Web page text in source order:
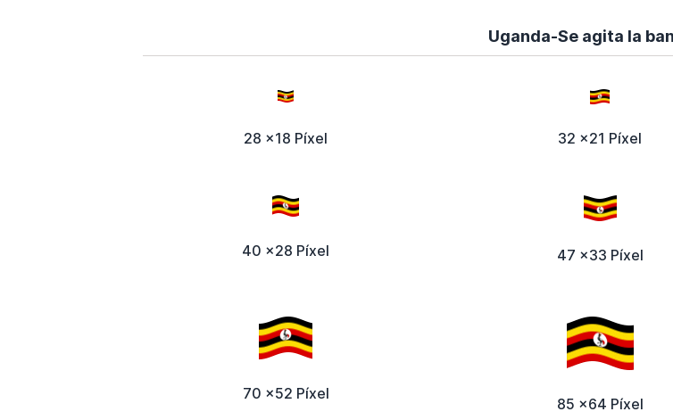
Uganda-Se agita la
28 x18 Píxel 32 x21 Píxel
40 x28 Píxel 47 x33 Píxel
70 x52 Píxel
85 x64 Píxel